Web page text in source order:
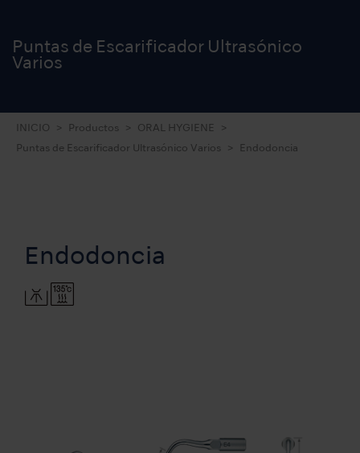
Puntas de Escarificador Ultrasónico
Varios
INICIO Productos ORAL HYGIENE
Puntas de Escarificador Ultrasónico Varios Endodoncia
Endodoncia